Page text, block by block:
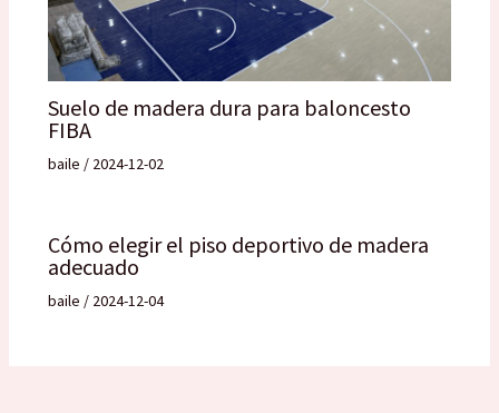
Suelo de madera dura para baloncesto
FIBA
baile / 2024-12-02
Cómo elegir el piso deportivo de madera
adecuado
baile / 2024-12-04